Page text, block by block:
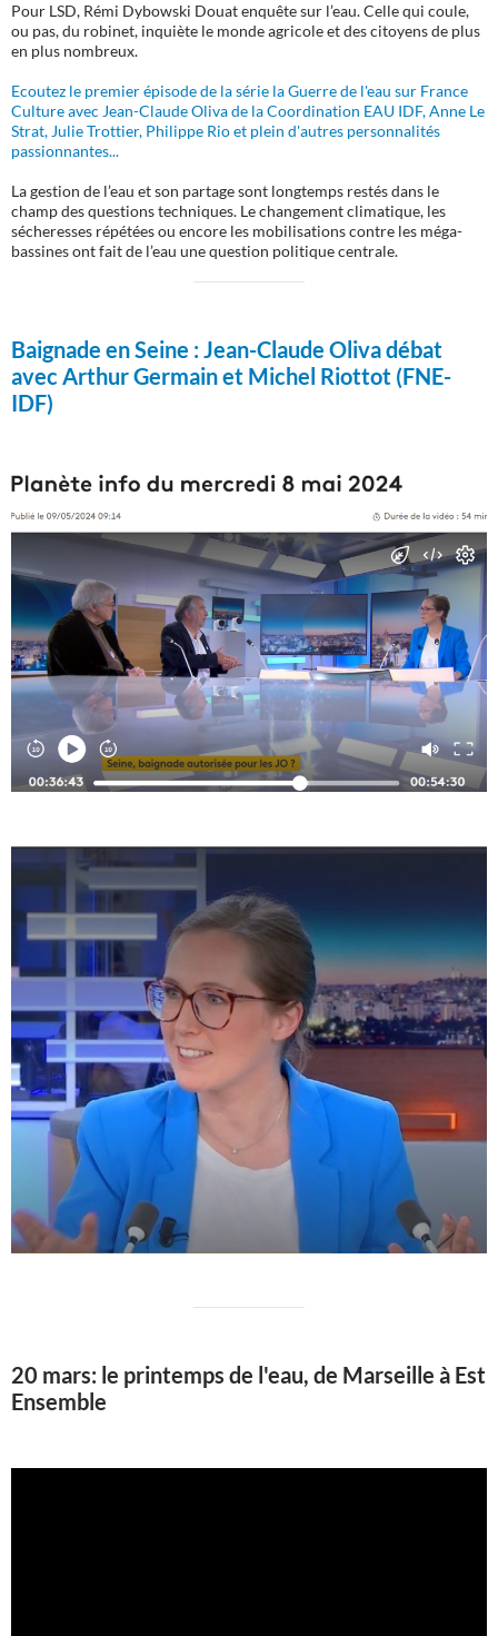
Pour LSD, Rémi Dybowski Douat enquête sur l’eau. Celle qui coule,
ou pas, du robinet, inquiète le monde agricole et des citoyens de plus
en plus nombreux.
Ecoutez le premier épisode de la série la Guerre de l'eau sur France
Culture avec Jean-Claude Oliva de la Coordination EAU IDF, Anne Le
Strat, Julie Trottier, Philippe Rio et plein d'autres personnalités
passionnantes...
La gestion de l’eau et son partage sont longtemps restés dans le
champ des questions techniques. Le changement climatique, les
sécheresses répétées ou encore les mobilisations contre les méga-
bassines ont fait de l’eau une question politique centrale.
Baignade en Seine :Jean-Claude Oliva débat
avec Arthur Germain et Michel Riottot (FNE-
IDF)
20 mars: le printemps de l'eau, de Marseille à Est
Ensemble